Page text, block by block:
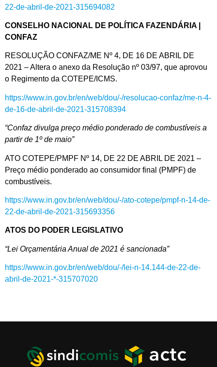
22-de-abril-de-2021-315694082
CONSELHO NACIONAL DE POLÍTICA FAZENDÁRIA |
CONFAZ
RESOLUÇÃO CONFAZ/ME Nº 4, DE 16 DE ABRIL DE
2021 – Altera o anexo da Resolução nº 03/97, que aprovou
o Regimento da COTEPE/ICMS.
https://www.in.gov.br/en/web/dou/-/resolucao-confaz/me-n-4-
de-16-de-abril-de-2021-315708394
“Confaz divulga preço médio ponderado de combustíveis a
partir de 1º de maio”
ATO COTEPE/PMPF Nº 14, DE 22 DE ABRIL DE 2021 –
Preço médio ponderado ao consumidor final (PMPF) de
combustíveis.
https://www.in.gov.br/en/web/dou/-/ato-cotepe/pmpf-n-14-de-
22-de-abril-de-2021-315693356
ATOS DO PODER LEGISLATIVO
“Lei Orçamentária Anual de 2021 é sancionada”
https://www.in.gov.br/en/web/dou/-/lei-n-14.144-de-22-de-
abril-de-2021-*-315707020